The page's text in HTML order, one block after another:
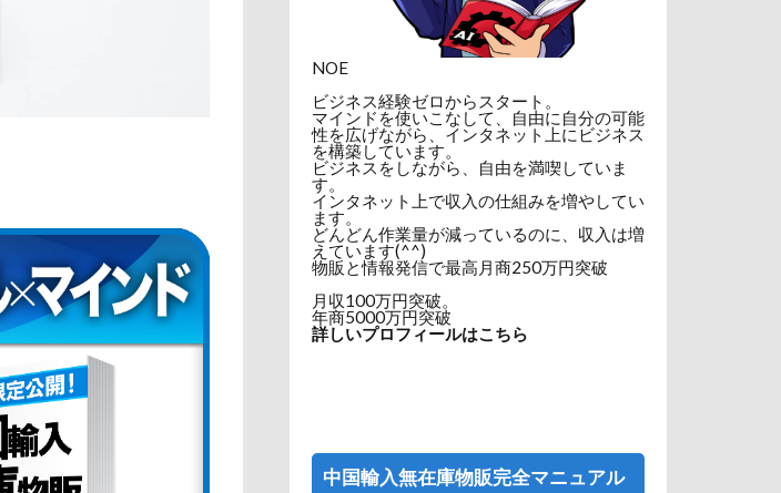
NOE
ビジネス経験ゼロからスタート。
マインドを使いこなして、自由に自分の可能
性を広げながら、インタネット上にビジネス
を構築しています。
ビジネスをしながら、自由を満喫していま
す。
インタネット上で収入の仕組みを増やしてい
ます。
どんどん作業量が減っているのに、収入は増
えています(^^)
物販と情報発信で最高月商250万円突破
月収100万円突破。
年商5000万円突破
詳しいプロフィールはこちら
中国輸入無在庫物販完全マニュアル